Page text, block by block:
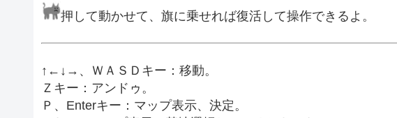
押して動かせて、旗に乗せれば復活して操作できるよ。
↑←↓→、ＷＡＳＤキー：移動。
Ｚキー：アンドゥ。
Ｐ、Enterキー：マップ表示、決定。